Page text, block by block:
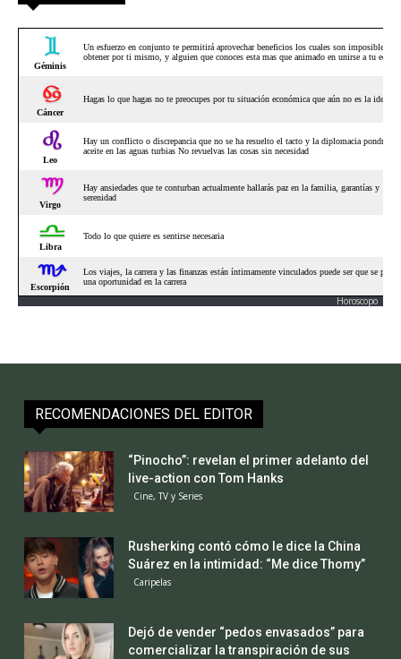
Horoscopo
RECOMENDACIONES DEL EDITOR
“Pinocho”: revelan el primer adelanto del
live-action con Tom Hanks
Cine, TV y Series
Rusherking contó cómo le dice la China
Suárez en la intimidad: “Me dice Thomy”
Caripelas
Dejó de vender “pedos envasados” para
comercializar la transpiración de sus